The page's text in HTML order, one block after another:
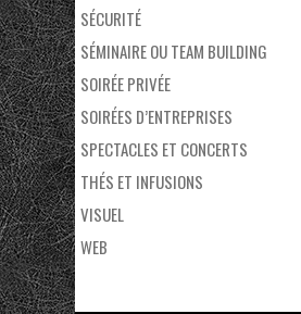
SÉCURITÉ
SÉMINAIRE OU TEAM BUILDING
SOIRÉE PRIVÉE
SOIRÉES D’ENTREPRISES
SPECTACLES ET CONCERTS
THÉS ET INFUSIONS
VISUEL
WEB